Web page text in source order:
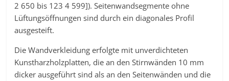
2 650 bis 123 4 599]). Seitenwandsegmente ohne
Lüftungsöffnungen sind durch ein diagonales Profil
ausgesteift.
Die Wandverkleidung erfolgte mit unverdichteten
Kunstharzholzplatten, die an den Stirnwänden 10 mm
dicker ausgeführt sind als an den Seitenwänden und die